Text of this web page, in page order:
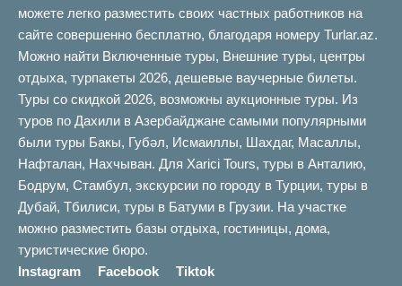
можете легко разместить своих частных работников на
сайте совершенно бесплатно, благодаря номеру Turlar.az.
Можно найти Включенные туры, Внешние туры, центры
отдыха, турпакеты 2026, дешевые ваучерные билеты.
Туры со скидкой 2026, возможны аукционные туры. Из
туров по Дахили в Азербайджане самыми популярными
были туры Бакы, Губəл, Исмаиллы, Шахдаг, Масаллы,
Нафталан, Нахчыван. Для Xarici Tours, туры в Анталию,
Бодрум, Стамбул, экскурсии по городу в Турции, туры в
Дубай, Тбилиси, туры в Батуми в Грузии. На участке
можно разместить базы отдыха, гостиницы, дома,
туристические бюро.
Instagram
Facebook
Tiktok